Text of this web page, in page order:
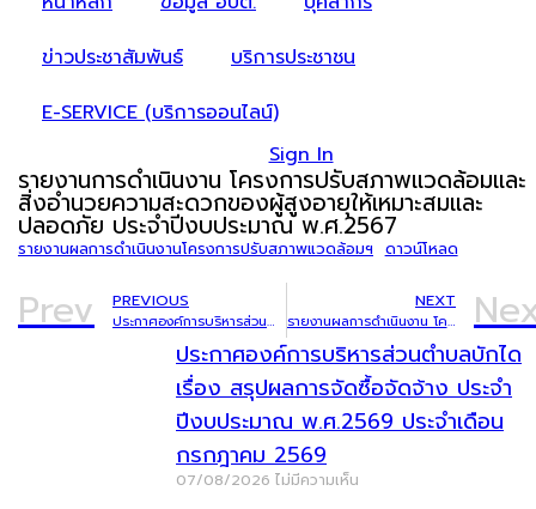
ข่าวประชาสัมพันธ์
บริการประชาชน
E-SERVICE (บริการออนไลน์)
Sign In
รายงานการดำเนินงาน โครงการปรับสภาพแวดล้อมและ
สิ่งอำนวยความสะดวกของผู้สูงอายุให้เหมาะสมและ
ปลอดภัย ประจำปีงบประมาณ พ.ศ.2567
รายงานผลการดำเนินงานโครงการปรับสภาพแวดล้อมฯ ดาวน์โหลด
Prev PREVIOUS
ประกาศองค์การบริหารส่วนตำบลบักได เรื่อง แผนการใช้จ่ายเงินรวม ประจำปีงบประมาณ พ.ศ.2568 ไตรมาสที่ 1 (เดือน ตุลาคม 2567 ถึงเดือน ธันวาคม 2567)
NEXT
รายงานผลการดำเนินงาน โครงการปรับสภาพแวดล้อมที่อยู่อาศัยสำหรับคนพิการ ประจำปีงบประมาณ พ.ศ.2567
ประกาศองค์การบริหารส่วนตำบลบักได
เรื่อง สรุปผลการจัดซื้อจัดจ้าง ประจำ
ปีงบประมาณ พ.ศ.2569 ประจำเดือน
กรกฎาคม 2569
07/08/2026 ไม่มีความเห็น